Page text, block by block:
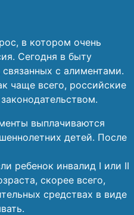
в котором очень
Сегодня в быту
с алиментами.
чаще всего, российские
выплачиваются
детей. После
ребенок инвалид I или II
скорее всего,
средствах в виде